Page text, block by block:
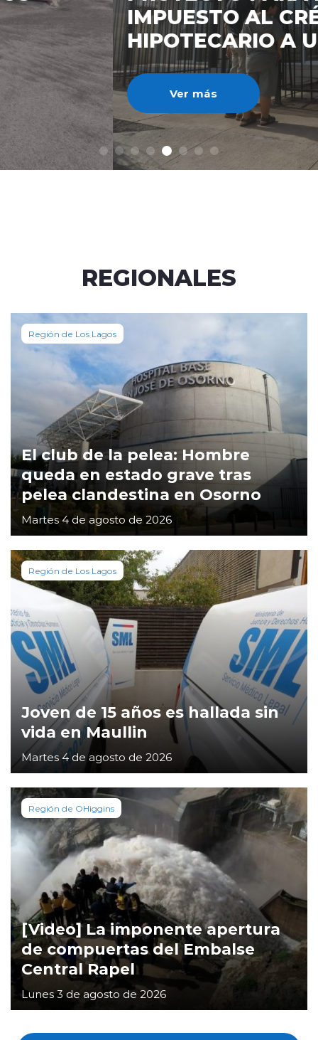
IMPUESTO AL CRÉDITO
HIPOTECARIO A UN 3%
Ver más
REGIONALES
Región de Los Lagos
El club de la pelea: Hombre
queda en estado grave tras
pelea clandestina en Osorno
Martes 4 de agosto de 2026
Región de Los Lagos
Joven de 15 años es hallada sin
vida en Maullin
Martes 4 de agosto de 2026
Región de OHiggins
[Video] La imponente apertura
de compuertas del Embalse
Central Rapel
Lunes 3 de agosto de 2026